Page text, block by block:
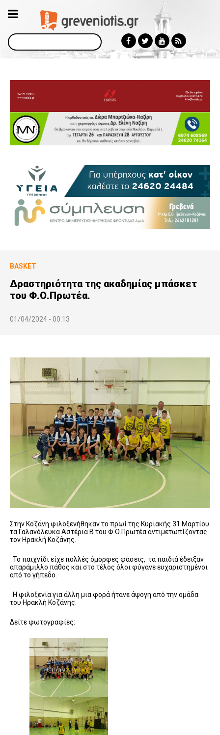
Αναζήτηση
BASKET
Δραστηριότητα της ακαδημίας μπάσκετ
του Φ.Ο.Πρωτέα.
01/04/2024 - 00:13
Στην Κοζάνη φιλοξενήθηκαν το πρωί της Κυριακής 31 Μαρτίου
τα Γαλανόλευκα Αστέρια Β του Φ.Ο.Πρωτέα αντιμετωπίζοντας
τον Ηρακλή Κοζάνης.
Το παιχνίδι είχε πολλές όμορφες φάσεις, τα παιδιά έδειξαν
απαράμιλλο πάθος και στο τέλος όλοι φύγανε ευχαριστημένοι
από το γήπεδο.
Η φιλοξενία για άλλη μια φορά ήτανε άψογη από την ομάδα
του Ηρακλή Κοζάνης.
Δείτε φωτογραφίες: